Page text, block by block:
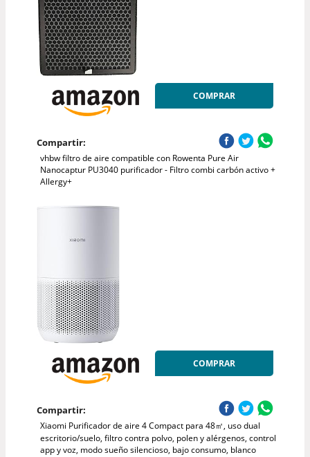
COMPRAR
Compartir:
vhbw filtro de aire compatible con Rowenta Pure Air
Nanocaptur PU3040 purificador - Filtro combi carbón activo +
Allergy+
COMPRAR
Compartir:
Xiaomi Purificador de aire 4 Compact para 48㎡, uso dual
escritorio/suelo, filtro contra polvo, polen y alérgenos, control
app y voz, modo sueño silencioso, bajo consumo, blanco